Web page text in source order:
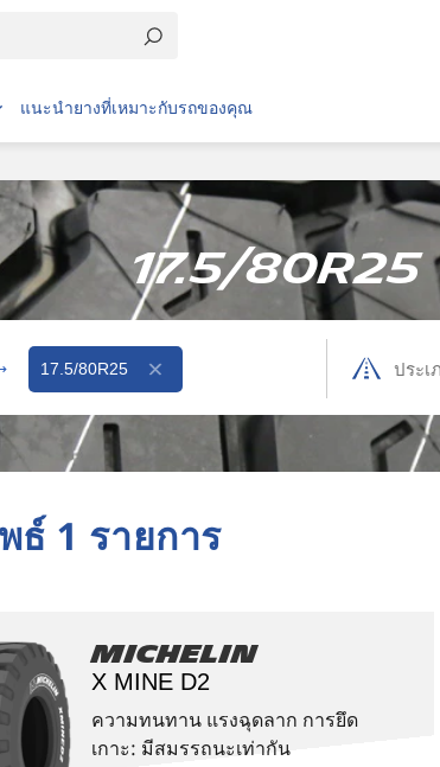
แนะนำยางที่เหมาะกับรถของคุณ
17.5/80R25
17.5/80R25
ธ์ 1 รายการ
Michelin
X MINE D2
ความทนทาน แรงฉุดลาก การยึด
เกาะ: มีสมรรถนะเท่ากัน